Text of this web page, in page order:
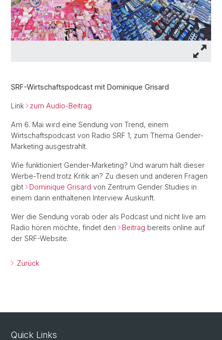
SRF-Wirtschaftspodcast mit Dominique Grisard
Link zum Audio-Beitrag
Am 6. Mai wird eine Sendung von Trend, einem
Wirtschaftspodcast von Radio SRF 1, zum Thema Gender-
Marketing ausgestrahlt.
Wie funktioniert Gender-Marketing? Und warum hält dieser
Werbe-Trend trotz Kritik an? Zu diesen und anderen Fragen
gibt
Dominique Grisard von Zentrum Gender Studies in
einem darin enthaltenen Interview Auskunft.
Wer die Sendung vorab oder als Podcast und nicht live am
Radio hören möchte, findet den
Beitrag bereits online auf
der SRF-Website.
Zurück
Quick Links